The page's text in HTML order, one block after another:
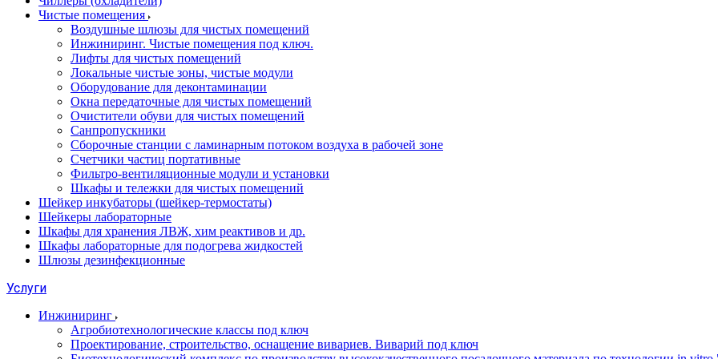
Чистые помещения
Воздушные шлюзы для чистых помещений
Инжиниринг. Чистые помещения под ключ.
Лифты для чистых помещений
Локальные чистые зоны, чистые модули
Оборудование для деконтаминации
Окна передаточные для чистых помещений
Очистители обуви для чистых помещений
Санпропускники
Сборочные станции с ламинарным потоком воздуха в рабочей зоне
Счетчики частиц портативные
Фильтро-вентиляционные модули и установки
Шкафы и тележки для чистых помещений
Шейкер инкубаторы (шейкер-термостаты)
Шейкеры лабораторные
Шкафы для хранения ЛВЖ, хим реактивов и др.
Шкафы лабораторные для подогрева жидкостей
Шлюзы дезинфекционные
Услуги
Инжиниринг
Агробиотехнологические классы под ключ
Проектирование, строительство, оснащение вивариев. Виварий под ключ